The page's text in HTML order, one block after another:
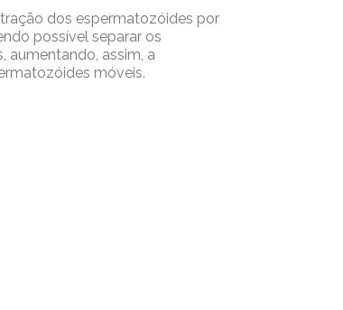
dos espermatozóides por
possível separar os
aumentando, assim, a
móveis.